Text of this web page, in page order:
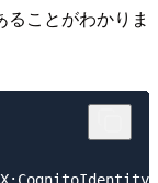
ことがわかりま